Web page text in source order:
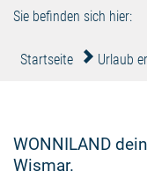
Sie befinden sich hier:
Startseite Urlaub
WONNILAND
Wismar.